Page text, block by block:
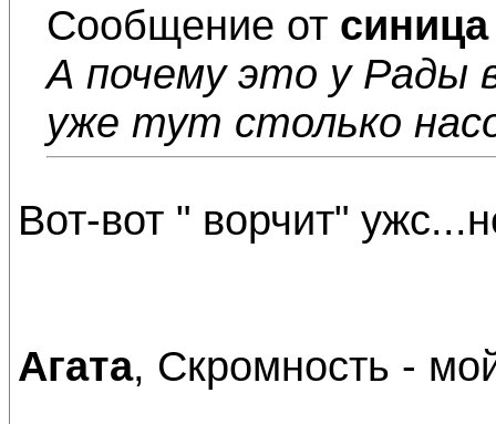
Сообщение от синица
А почему это у Рады
уже тут столько
Вот-вот " ворчит"
Агата, Скромность -